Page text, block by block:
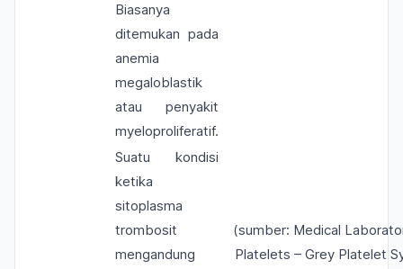
Biasanya
ditemukan pada
anemia
megaloblastik
atau penyakit
myeloproliferatif.
Suatu kondisi
ketika
sitoplasma
trombosit
mengandung
(sumber: Medical
Platelets – Grey Platelet